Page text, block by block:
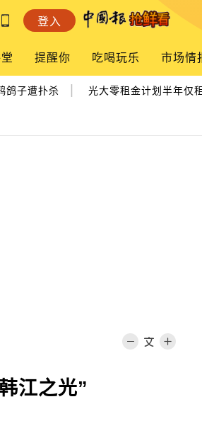
登入
提醒你 吃喝玩乐 市场情
子遭扑杀 | 光大零租金计划半年仅租
江之光”